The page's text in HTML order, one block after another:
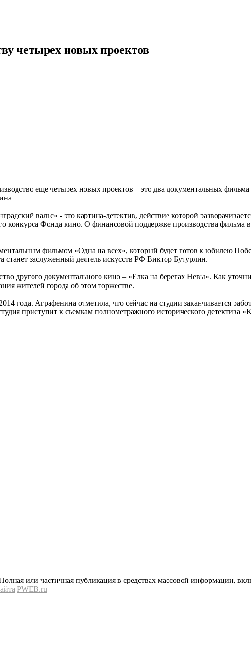
четырех новых проектов
еще четырех новых проектов – это два документальных
вальс» - это картина-детектив, действие которой
конкурса Фонда кино. О финансовой поддержке производства фильма
фильмом «Одна на всех», который будет готов к юбилею
станет заслуженный деятель искусств РФ Виктор Бутурлин.
другого документального кино – «Елка на берегах Невы». Как
жителей города об этом торжестве.
года. Аграфенина отметила, что сейчас на студии заканчивается
приступит к съемкам полнометражного исторического детектива
или частичная публикация в средствах массовой информации,
PWEB.ru